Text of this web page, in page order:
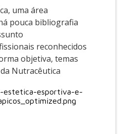
uma área
pouca bibliografia
reconhecidos
objetiva, temas
Nutracêutica